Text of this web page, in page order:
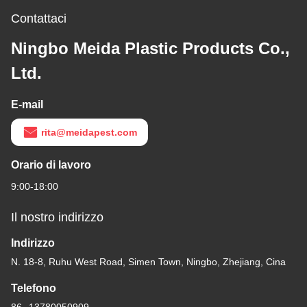
Contattaci
Ningbo Meida Plastic Products Co.,
Ltd.
E-mail
rita@meidapest.com
Orario di lavoro
9:00-18:00
Il nostro indirizzo
Indirizzo
N. 18-8, Ruhu West Road, Simen Town, Ningbo, Zhejiang, Cina
Telefono